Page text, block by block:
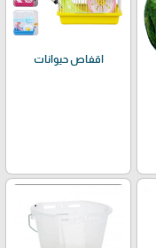
اقفاص حيوانات